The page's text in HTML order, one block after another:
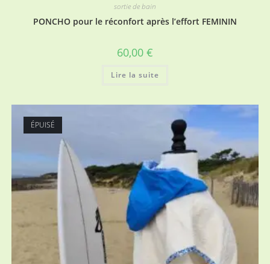
sortie de bain
PONCHO pour le réconfort après l’effort FEMININ
60,00 €
Lire la suite
ÉPUISÉ